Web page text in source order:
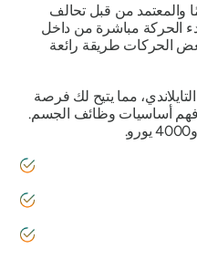
الذي يستمر 21 يومًا والمعتمد من قبل تحالف
الحركة مباشرة من داخل
الحركات طريقة رائعة
مما يتيح لك فرصة
أساسيات وظائف الجسم.